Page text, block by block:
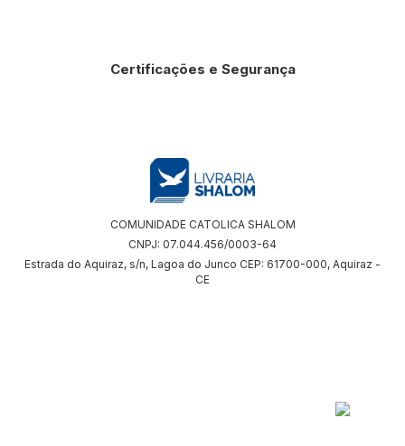
Certificações e Segurança
COMUNIDADE CATOLICA SHALOM
CNPJ: 07.044.456/0003-64
Estrada do Aquiraz, s/n, Lagoa do Junco CEP: 61700-000, Aquiraz -
CE